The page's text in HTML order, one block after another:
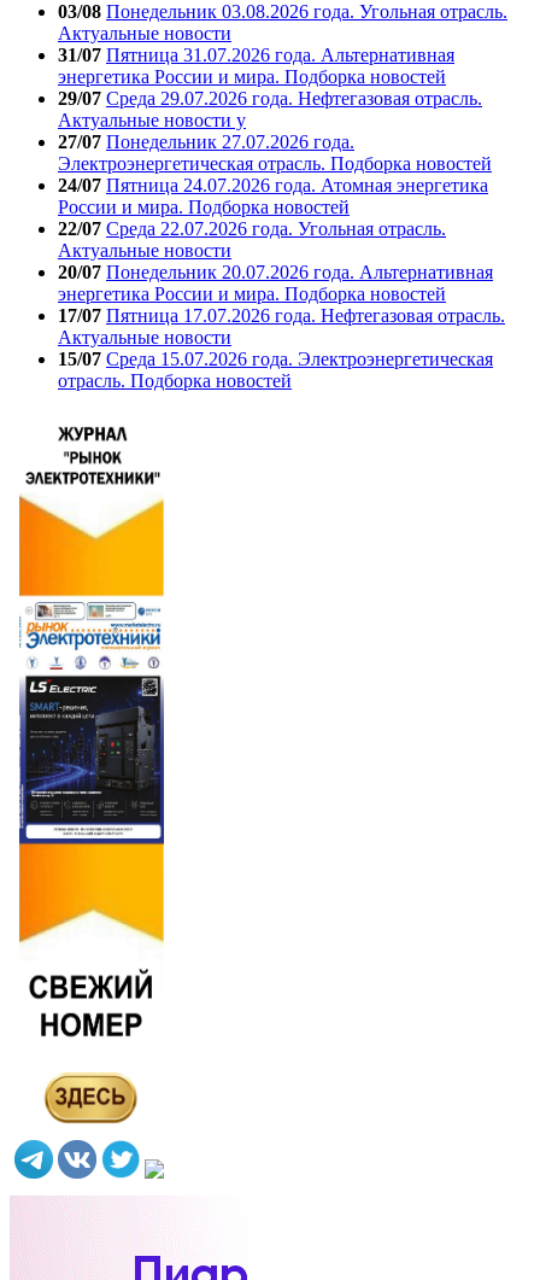
03/08 Понедельник 03.08.2026 года. Угольная отрасль.
Актуальные новости
31/07 Пятница 31.07.2026 года. Альтернативная
энергетика России и мира. Подборка новостей
29/07 Среда 29.07.2026 года. Нефтегазовая отрасль.
Актуальные новости у
27/07 Понедельник 27.07.2026 года.
Электроэнергетическая отрасль. Подборка новостей
24/07 Пятница 24.07.2026 года. Атомная энергетика
России и мира. Подборка новостей
22/07 Среда 22.07.2026 года. Угольная отрасль.
Актуальные новости
20/07 Понедельник 20.07.2026 года. Альтернативная
энергетика России и мира. Подборка новостей
17/07 Пятница 17.07.2026 года. Нефтегазовая отрасль.
Актуальные новости
15/07 Среда 15.07.2026 года. Электроэнергетическая
отрасль. Подборка новостей